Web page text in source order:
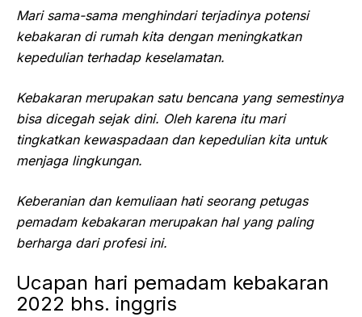
Mari sama-sama menghindari terjadinya potensi
kebakaran di rumah kita dengan meningkatkan
kepedulian terhadap keselamatan.
Kebakaran merupakan satu bencana yang semestinya
bisa dicegah sejak dini. Oleh karena itu mari
tingkatkan kewaspadaan dan kepedulian kita untuk
menjaga lingkungan.
Keberanian dan kemuliaan hati seorang petugas
pemadam kebakaran merupakan hal yang paling
berharga dari profesi ini.
Ucapan hari pemadam kebakaran
2022 bhs. inggris